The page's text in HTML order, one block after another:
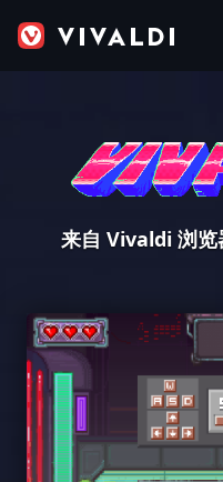
来自 Vivaldi 浏览